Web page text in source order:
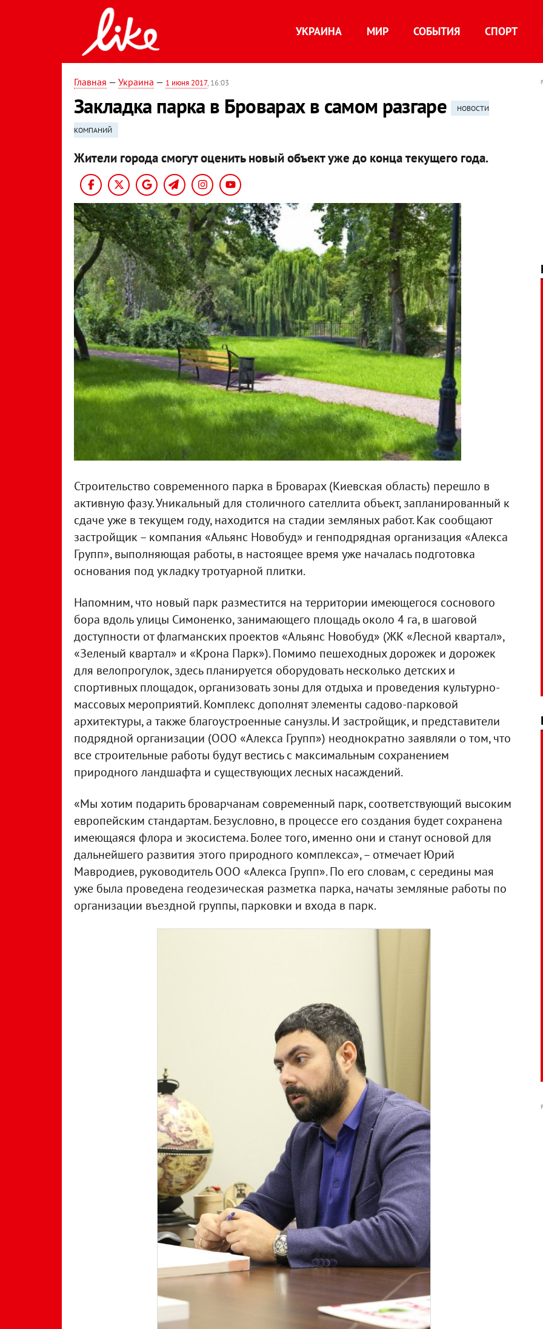
УКРАИНА МИР СОБЫТИЯ СПОРТ
Главная — Украина — 1 июня 2017, 16:03
Закладка парка в Броварах в самом разгаре НОВОСТИ
КОМПАНИЙ
Жители города смогут оценить новый объект уже до конца текущего года.
Строительство современного парка в Броварах (Киевская область) перешло в
активную фазу. Уникальный для столичного сателлита объект, запланированный к
сдаче уже в текущем году, находится на стадии земляных работ. Как сообщают
застройщик – компания «Альянс Новобуд» и генподрядная организация «Алекса
Групп», выполняющая работы, в настоящее время уже началась подготовка
основания под укладку тротуарной плитки.
Напомним, что новый парк разместится на территории имеющегося соснового
бора вдоль улицы Симоненко, занимающего площадь около 4 га, в шаговой
доступности от флагманских проектов «Альянс Новобуд» (ЖК «Лесной квартал»,
«Зеленый квартал» и «Крона Парк»). Помимо пешеходных дорожек и дорожек
для велопрогулок, здесь планируется оборудовать несколько детских и
спортивных площадок, организовать зоны для отдыха и проведения культурно-
массовых мероприятий. Комплекс дополнят элементы садово-парковой
архитектуры, а также благоустроенные санузлы. И застройщик, и представители
подрядной организации (ООО «Алекса Групп») неоднократно заявляли о том, что
все строительные работы будут вестись с максимальным сохранением
природного ландшафта и существующих лесных насаждений.
«Мы хотим подарить броварчанам современный парк, соответствующий высоким
европейским стандартам. Безусловно, в процессе его создания будет сохранена
имеющаяся флора и экосистема. Более того, именно они и станут основой для
дальнейшего развития этого природного комплекса», – отмечает Юрий
Мавродиев, руководитель ООО «Алекса Групп». По его словам, с середины мая
уже была проведена геодезическая разметка парка, начаты земляные работы по
организации въездной группы, парковки и входа в парк.